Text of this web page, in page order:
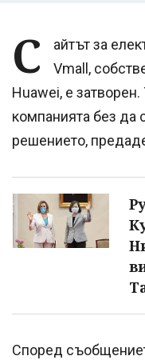
С
айтът за
Vmall,
Huawei, е
компанията без да
решението,
Според